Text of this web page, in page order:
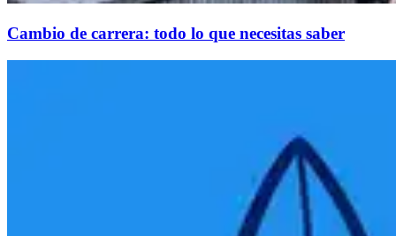
Cambio de carrera: todo lo que necesitas saber